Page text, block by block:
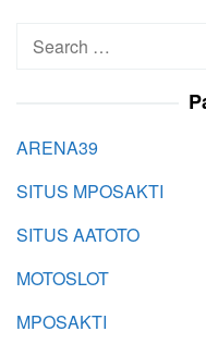
Search
for:
ARENA39
SITUS MPOSAKTI
SITUS AATOTO
MOTOSLOT
MPOSAKTI